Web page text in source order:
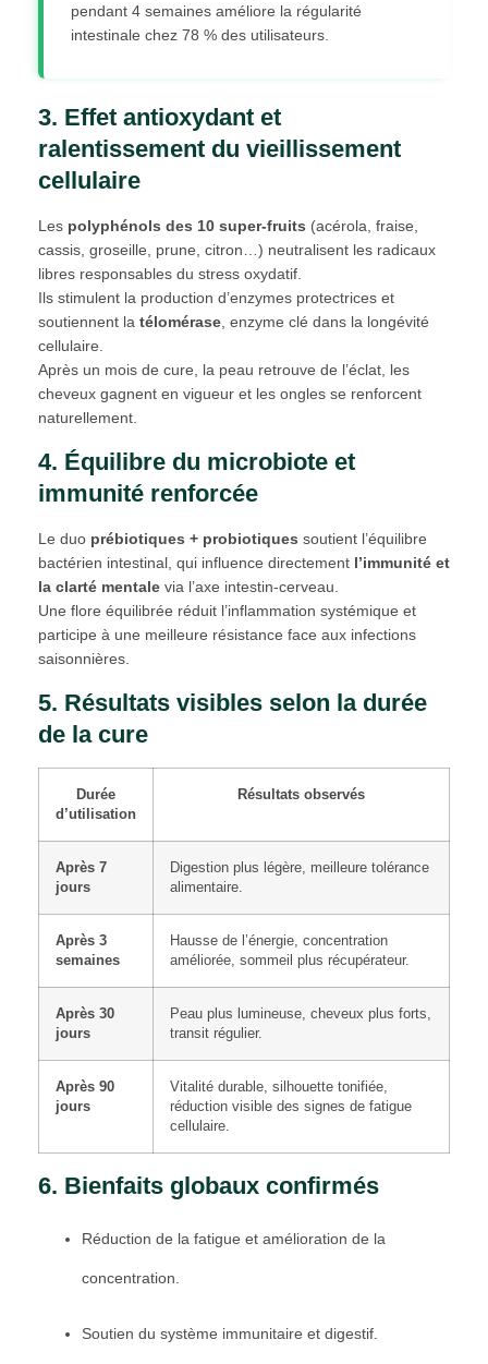
pendant 4 semaines améliore la régularité
intestinale chez 78 % des utilisateurs.
3. Effet antioxydant et
ralentissement du vieillissement
cellulaire
Les polyphénols des 10 super-fruits (acérola, fraise,
cassis, groseille, prune, citron…) neutralisent les radicaux
libres responsables du stress oxydatif.
Ils stimulent la production d’enzymes protectrices et
soutiennent la télomérase , enzyme clé dans la longévité
cellulaire.
Après un mois de cure, la peau retrouve de l’éclat, les
cheveux gagnent en vigueur et les ongles se renforcent
naturellement.
4. Équilibre du microbiote et
immunité renforcée
Le duo prébiotiques + probiotiques soutient l’équilibre
bactérien intestinal, qui influence directement l’immunité et
la clarté mentale via l’axe intestin-cerveau.
Une flore équilibrée réduit l’inflammation systémique et
participe à une meilleure résistance face aux infections
saisonnières.
5. Résultats visibles selon la durée
de la cure
Durée
d’utilisation
Résultats observés
Après 7
jours
Digestion plus légère, meilleure tolérance
alimentaire.
Après 3
semaines
Hausse de l’énergie, concentration
améliorée, sommeil plus récupérateur.
Après 30
jours
Peau plus lumineuse, cheveux plus forts,
transit régulier.
Après 90
jours
Vitalité durable, silhouette tonifiée,
réduction visible des signes de fatigue
cellulaire.
6. Bienfaits globaux confirmés
Réduction de la fatigue et amélioration de la
concentration.
Soutien du système immunitaire et digestif.